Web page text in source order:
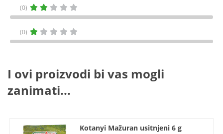
(0)
(0)
I ovi proizvodi bi vas mogli
zanimati...
Kotanyi Mažuran usitnjeni 6 g